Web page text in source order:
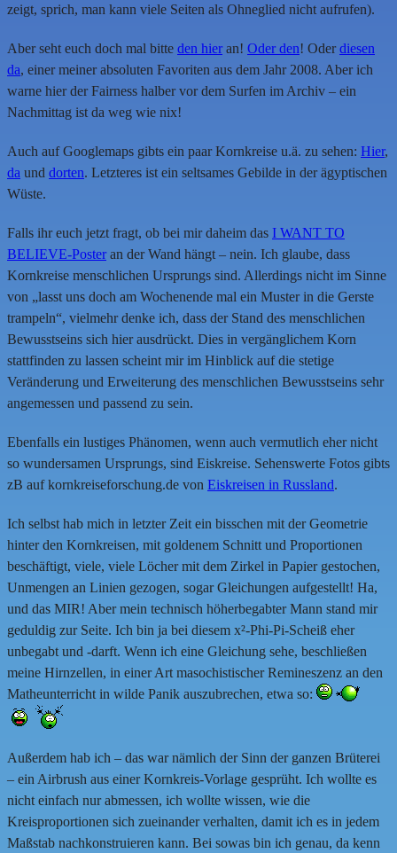
zeigt, sprich, man kann viele Seiten als Ohneglied nicht aufrufen).
Aber seht euch doch mal bitte den hier an! Oder den! Oderdiesen
da, einer meiner absoluten Favoriten aus dem Jahr 2008. Aber ich
warne hier der Fairness halber vor dem Surfen im Archiv – ein
Nachmittag ist da weg wie nix!
Auch auf Googlemaps gibts ein paar Kornkreise u.ä. zu sehen: Hier,
da und dorten. Letzteres ist ein seltsames Gebilde in der ägyptischen
Wüste.
Falls ihr euch jetzt fragt, ob bei mir daheim das I WANT TO
BELIEVE-Posteran der Wand hängt – nein. Ich glaube, dass
Kornkreise menschlichen Ursprungs sind. Allerdings nicht im Sinne
von „lasst uns doch am Wochenende mal ein Muster in die Gerste
trampeln“, vielmehr denke ich, dass der Stand des menschlichen
Bewusstseins sich hier ausdrückt. Dies in vergänglichem Korn
stattfinden zu lassen scheint mir im Hinblick auf die stetige
Veränderung und Erweiterung des menschlichen Bewusstseins sehr
angemessen und passend zu sein.
Ebenfalls ein lustiges Phänomen, wenn auch vermutlich eher nicht
so wundersamen Ursprungs, sind Eiskreise. Sehenswerte Fotos gibts
zB auf kornkreiseforschung.de von Eiskreisen in Russland.
Ich selbst hab mich in letzter Zeit ein bisschen mit der Geometrie
hinter den Kornkreisen, mit goldenem Schnitt und Proportionen
beschäftigt, viele, viele Löcher mit dem Zirkel in Papier gestochen,
Unmengen an Linien gezogen, sogar Gleichungen aufgestellt! Ha,
und das MIR! Aber mein technisch höherbegabter Mann stand mir
geduldig zur Seite. Ich bin ja bei diesem x²-Phi-Pi-Scheiß eher
unbegabt und -darft. Wenn ich eine Gleichung sehe, beschließen
meine Hirnzellen, in einer Art masochistischer Remineszenz an den
Matheunterricht in wilde Panik auszubrechen, etwa so:
Außerdem hab ich – das war nämlich der Sinn der ganzen Brüterei
– ein Airbrush aus einer Kornkreis-Vorlage gesprüht. Ich wollte es
nicht einfach nur abmessen, ich wollte wissen, wie die
Kreisproportionen sich zueinander verhalten, damit ich es in jedem
Maßstab nachkonstruieren kann. Bei sowas bin ich genau, da kenn